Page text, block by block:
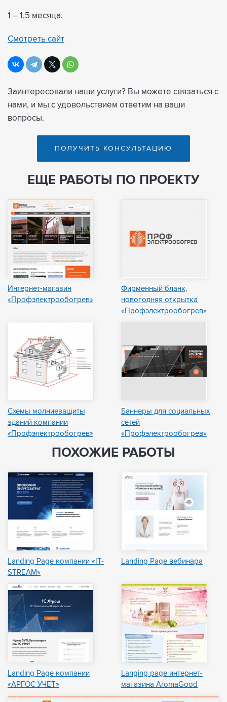
1 – 1,5 месяца.
Смотреть сайт
Заинтересовали наши услуги? Вы можете связаться с
нами, и мы с удовольствием ответим на ваши
вопросы.
ПОЛУЧИТЬ КОНСУЛЬТАЦИЮ
ЕЩЕ РАБОТЫ ПО ПРОЕКТУ
Интернет-магазин
«Профэлектрообогрев»
Фирменный бланк,
новогодняя открытка
«Профэлектрообогрев»
Схемы молниезащиты
зданий компании
«Профэлектрообогрев»
Баннеры для социальных
сетей
«Профэлектрообогрев»
ПОХОЖИЕ РАБОТЫ
Landing Page компании «IT-
STREAM»
Landing Page вебинара
Landing Page компании
«АРГОС УЧЕТ»
Langing page интернет-
магазина AromaGood